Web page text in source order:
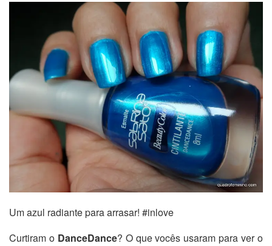
Um azul radiante para arrasar! #inlove
Curtiram o DanceDance? O que vocês usaram para ver o